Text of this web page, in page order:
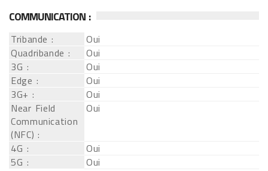
COMMUNICATION :
Tribande :
Oui
Quadribande :
Oui
3G :
Oui
Edge :
Oui
3G+ :
Oui
Near Field
Communication
(NFC) :
Oui
4G :
Oui
5G :
Oui